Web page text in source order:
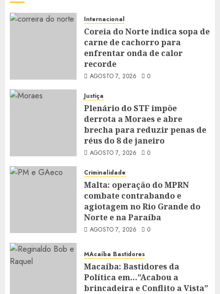
Internacional
Coreia do Norte indica sopa de
carne de cachorro para
enfrentar onda de calor
recorde
AGOSTO 7, 2026 0
Justiça
Plenário do STF impõe
derrota a Moraes e abre
brecha para reduzir penas de
réus do 8 de janeiro
AGOSTO 7, 2026 0
Criminalidade
Malta: operação do MPRN
combate contrabando e
agiotagem no Rio Grande do
Norte e na Paraíba
AGOSTO 7, 2026 0
MAcaíba Bastidores
Macaíba: Bastidores da
Política em…”Acabou a
brincadeira e Conflito a Vista”